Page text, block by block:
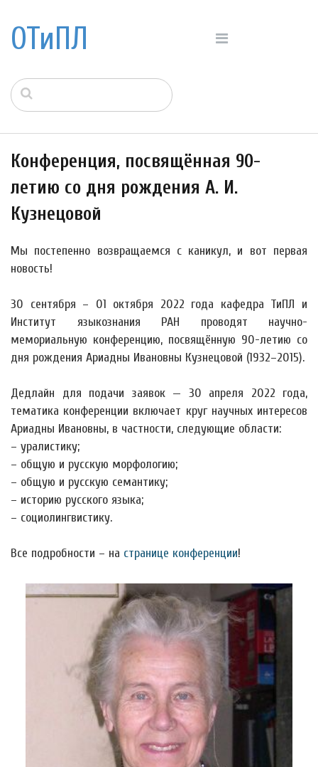
ОТиПЛ
Конференция, посвящённая 90-
летию со дня рождения А. И.
Кузнецовой
Мы постепенно возвращаемся с каникул, и вот первая
новость!
30 сентября – 01 октября 2022 года кафедра ТиПЛ и
Институт языкознания РАН проводят научно-
мемориальную конференцию, посвящённую 90-летию со
дня рождения Ариадны Ивановны Кузнецовой (1932–2015).
Дедлайн для подачи заявок — 30 апреля 2022 года,
тематика конференции включает круг научных интересов
Ариадны Ивановны, в частности, следующие области:
– уралистику;
– общую и русскую морфологию;
– общую и русскую семантику;
– историю русского языка;
– социолингвистику.
Все подробности – на странице конференции!